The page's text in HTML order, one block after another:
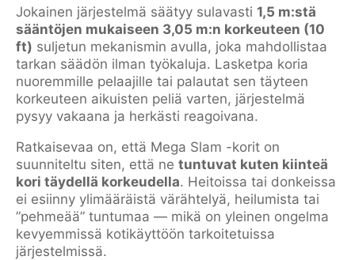
Jokainen järjestelmä säätyy sulavasti 1,5 m:stä
sääntöjen mukaiseen 3,05 m:n korkeuteen (10
ft) suljetun mekanismin avulla, joka mahdollistaa
tarkan säädön ilman työkaluja. Lasketpa koria
nuoremmille pelaajille tai palautat sen täyteen
korkeuteen aikuisten peliä varten, järjestelmä
pysyy vakaana ja herkästi reagoivana.
Ratkaisevaa on, että Mega Slam -korit on
suunniteltu siten, että ne tuntuvat kuten kiinteä
kori täydellä korkeudella. Heitoissa tai donkeissa
ei esiinny ylimääräistä värähtelyä, heilumista tai
”pehmeää” tuntumaa — mikä on yleinen ongelma
kevyemmissä kotikäyttöön tarkoitetuissa
järjestelmissä.